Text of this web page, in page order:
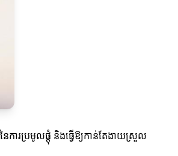
ការប្រមូលផ្តុំ និងធ្វើឱ្យកាន់តែងាយស្រួល